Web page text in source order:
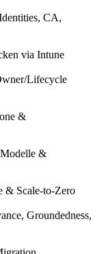
CA,
via Intune
Lifecycle
&
&
Scale‑to‑Zero
Groundedness,